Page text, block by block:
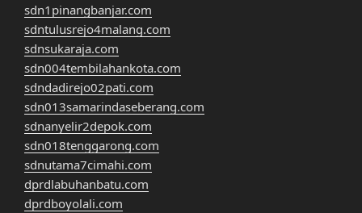
sdn1pinangbanjar.com
sdntulusrejo4malang.com
sdnsukaraja.com
sdn004tembilahankota.com
sdndadirejo02pati.com
sdn013samarindaseberang.com
sdnanyelir2depok.com
sdn018tenggarong.com
sdnutama7cimahi.com
dprdlabuhanbatu.com
dprdboyolali.com